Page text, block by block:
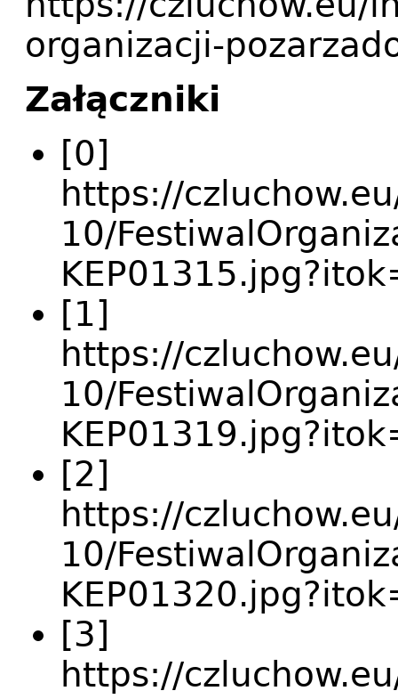
organizacji-
Załączniki
[0]
https://
10/
[1]
https://
10/
[2]
https://
10/
[3]
https://